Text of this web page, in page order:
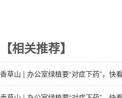
【相关推荐】
香草山 | 办公室绿植要“对症下药”，快